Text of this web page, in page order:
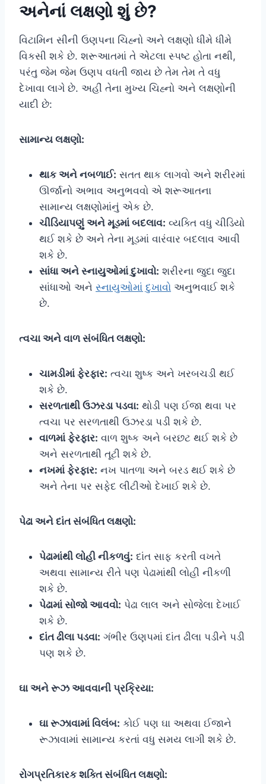
અનેનાં લક્ષણો શું છે?
વિટામિન સીની ઉણપના ચિહ્નો અને લક્ષણો ધીમે ધીમે
વિકસી શકે છે. શરૂઆતમાં તે એટલા સ્પષ્ટ હોતા નથી,
પરંતુ જેમ જેમ ઉણપ વધતી જાય છે તેમ તેમ તે વધુ
દેખાવા લાગે છે. અહીં તેના મુખ્ય ચિહ્નો અને લક્ષણોની
યાદી છે:
સામાન્ય લક્ષણો:
થાક અને નબળાઈ: સતત થાક લાગવો અને શરીરમાં
ઊર્જાનો અભાવ અનુભવવો એ શરૂઆતના
સામાન્ય લક્ષણોમાંનું એક છે.
ચીડિયાપણું અને મૂડમાં બદલાવ: વ્યક્તિ વધુ ચીડિયો
થઈ શકે છે અને તેના મૂડમાં વારંવાર બદલાવ આવી
શકે છે.
સાંધા અને સ્નાયુઓમાં દુખાવો: શરીરના જુદા જુદા
સાંધાઓ અને સ્નાયુઓમાં દુખાવો અનુભવાઈ શકે
છે.
ત્વચા અને વાળ સંબંધિત લક્ષણો:
ચામડીમાં ફેરફાર: ત્વચા શુષ્ક અને ખરબચડી થઈ
શકે છે.
સરળતાથી ઉઝરડા પડવા: થોડી પણ ઈજા થવા પર
ત્વચા પર સરળતાથી ઉઝરડા પડી શકે છે.
વાળમાં ફેરફાર: વાળ શુષ્ક અને બરછટ થઈ શકે છે
અને સરળતાથી તૂટી શકે છે.
નખમાં ફેરફાર: નખ પાતળા અને બરડ થઈ શકે છે
અને તેના પર સફેદ લીટીઓ દેખાઈ શકે છે.
પેઢા અને દાંત સંબંધિત લક્ષણો:
પેઢામાંથી લોહી નીકળવું: દાંત સાફ કરતી વખતે
અથવા સામાન્ય રીતે પણ પેઢામાંથી લોહી નીકળી
શકે છે.
પેઢામાં સોજો આવવો: પેઢા લાલ અને સોજેલા દેખાઈ
શકે છે.
દાંત ઢીલા પડવા: ગંભીર ઉણપમાં દાંત ઢીલા પડીને પડી
પણ શકે છે.
ઘા અને રૂઝ આવવાની પ્રક્રિયા:
ઘા રૂઝાવામાં વિલંબ: કોઈ પણ ઘા અથવા ઈજાને
રૂઝાવામાં સામાન્ય કરતાં વધુ સમય લાગી શકે છે.
રોગપ્રતિકારક શક્તિ સંબંધિત લક્ષણો: